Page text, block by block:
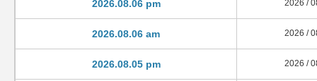
2026.08.06 pm 2026 /
2026.08.06 am 2026 /
2026.08.05 pm 2026 /